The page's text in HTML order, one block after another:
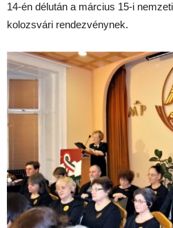
14-én délután a március 15-i
kolozsvári rendezvénynek.